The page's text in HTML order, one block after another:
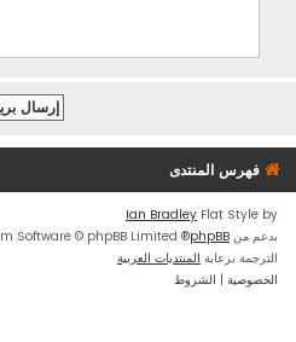
فهرس المنتدى
Flat Style by
Ian Bradley
بدعم من phpBB
® Forum Software © phpBB Limited
الترجمة برعاية المنتديات العربية
الخصوصية | الشروط